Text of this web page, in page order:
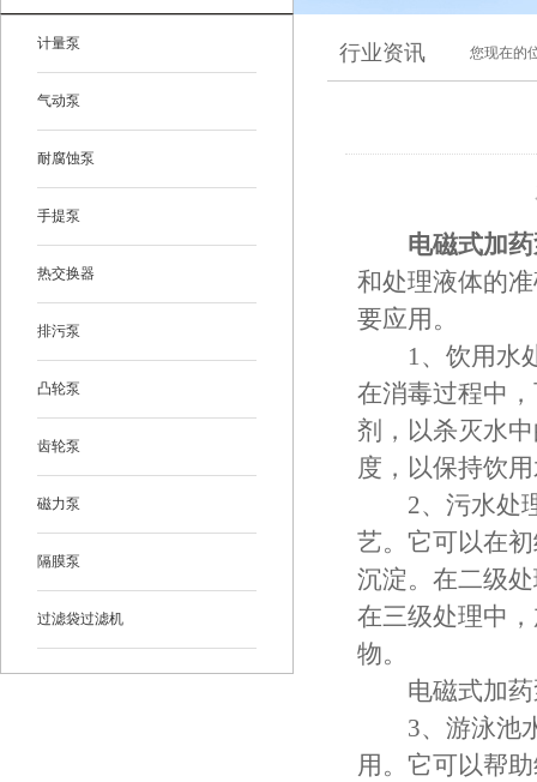
计量泵
气动泵
耐腐蚀泵
手提泵
热交换器
排污泵
凸轮泵
齿轮泵
磁力泵
隔膜泵
过滤袋过滤机
行业资讯 您现在的
电磁式加
和处理液体的
要应用。
1、饮用水处
在消毒过程中
剂，以杀灭水
度，以保持饮
2、污水处理
艺。它可以在
沉淀。在二级
在三级处理中
物。
电磁式加药
3、游泳池水
用。它可以帮